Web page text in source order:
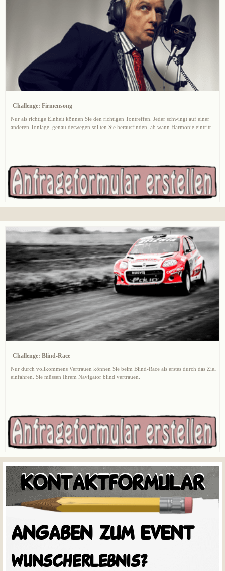
Challenge: Firmensong
Nur als richtige Elnheit können Sie den richtigen Tontreffen. Jeder schwingt auf einer
anderen Tonlage, genau deswegen sollten Sie herausfinden, ab wann Harmonie eintritt.
Challenge: Blind-Race
Nur durch vollkommens Vertrauen können Sie beim Blind-Race als erstes durch das Ziel
einfahren. Sie müssen Ihrem Navigator blind vertrauen.
KONTAKTFORMULAR
ANGABEN ZUM EVENT
wunscherlebnis?